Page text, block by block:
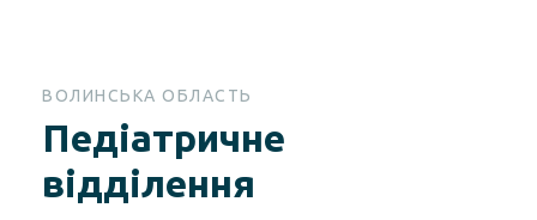
ВОЛИНСЬКА ОБЛАСТЬ
Педіатричне
відділення